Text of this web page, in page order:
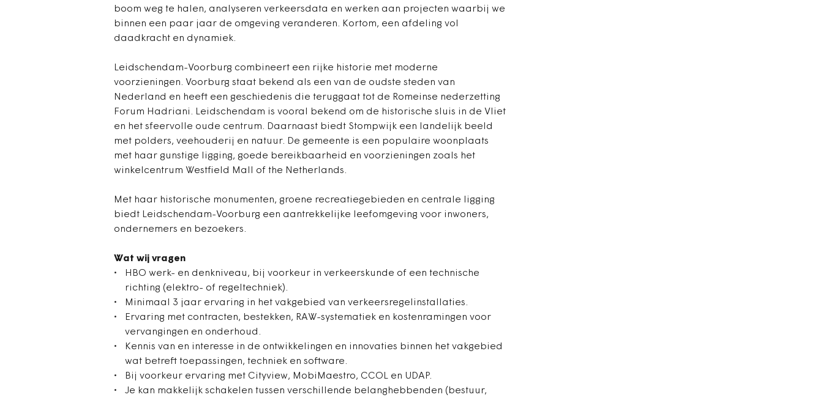
boom weg te halen, analyseren verkeersdata en werken aan projecten waarbij we
binnen een paar jaar de omgeving veranderen. Kortom, een afdeling vol
daadkracht en dynamiek.
Leidschendam-Voorburg combineert een rijke historie met moderne
voorzieningen. Voorburg staat bekend als een van de oudste steden van
Nederland en heeft een geschiedenis die teruggaat tot de Romeinse nederzetting
Forum Hadriani. Leidschendam is vooral bekend om de historische sluis in de Vliet
en het sfeervolle oude centrum. Daarnaast biedt Stompwijk een landelijk beeld
met polders, veehouderij en natuur. De gemeente is een populaire woonplaats
met haar gunstige ligging, goede bereikbaarheid en voorzieningen zoals het
winkelcentrum Westfield Mall of the Netherlands.
Met haar historische monumenten, groene recreatiegebieden en centrale ligging
biedt Leidschendam-Voorburg een aantrekkelijke leefomgeving voor inwoners,
ondernemers en bezoekers.
Wat wij vragen
HBO werk- en denkniveau, bij voorkeur in verkeerskunde of een technische
richting (elektro- of regeltechniek).
Minimaal 3 jaar ervaring in het vakgebied van verkeersregelinstallaties.
Ervaring met contracten, bestekken, RAW-systematiek en kostenramingen voor
vervangingen en onderhoud.
Kennis van en interesse in de ontwikkelingen en innovaties binnen het vakgebied
wat betreft toepassingen, techniek en software.
Bij voorkeur ervaring met Cityview, MobiMaestro, CCOL en UDAP.
Je kan makkelijk schakelen tussen verschillende belanghebbenden (bestuur,